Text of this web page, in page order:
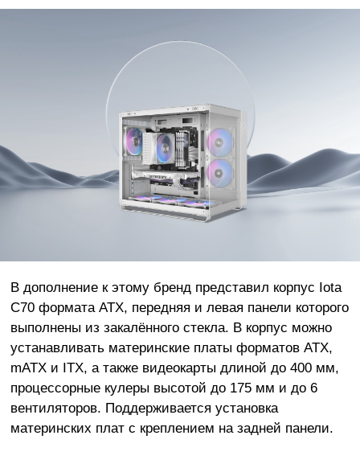
В дополнение к этому бренд представил корпус Iota
C70 формата ATX, передняя и левая панели которого
выполнены из закалённого стекла. В корпус можно
устанавливать материнские платы форматов ATX,
mATX и ITX, а также видеокарты длиной до 400 мм,
процессорные кулеры высотой до 175 мм и до 6
вентиляторов. Поддерживается установка
материнских плат с креплением на задней панели.